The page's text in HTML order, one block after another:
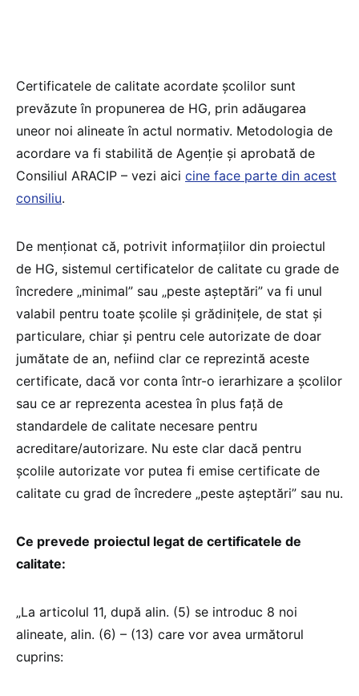
Certificatele de calitate acordate școlilor sunt
prevăzute în propunerea de HG, prin adăugarea
uneor noi alineate în actul normativ. Metodologia de
acordare va fi stabilită de Agenție și aprobată de
Consiliul ARACIP – vezi aici cine face parte din acest
consiliu.
De menționat că, potrivit informațiilor din proiectul
de HG, sistemul certificatelor de calitate cu grade de
încredere „minimal” sau „peste așteptări” va fi unul
valabil pentru toate școlile și grădinițele, de stat și
particulare, chiar și pentru cele autorizate de doar
jumătate de an, nefiind clar ce reprezintă aceste
certificate, dacă vor conta într-o ierarhizare a școlilor
sau ce ar reprezenta acestea în plus față de
standardele de calitate necesare pentru
acreditare/autorizare. Nu este clar dacă pentru
școlile autorizate vor putea fi emise certificate de
calitate cu grad de încredere „peste așteptări” sau nu.
Ce prevede proiectul legat de certificatele de
calitate:
„La articolul 11, după alin. (5) se introduc 8 noi
alineate, alin. (6) – (13) care vor avea următorul
cuprins: